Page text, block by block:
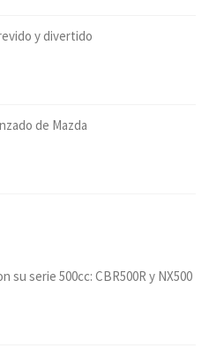
y divertido
de Mazda
su serie 500cc: CBR500R y NX500